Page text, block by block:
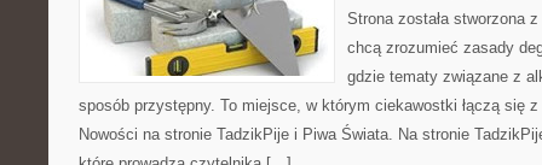
Strona została stworzona
chcą zrozumieć zasady
gdzie tematy związane z
sposób przystępny. To miejsce, w którym ciekawostki łączą się
Nowości na stronie TadzikPije i Piwa Świata. Na stronie